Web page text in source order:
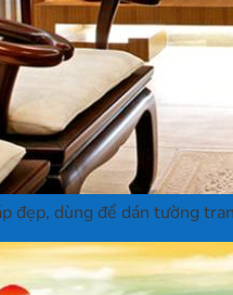
đẹp, dùng để dán tường